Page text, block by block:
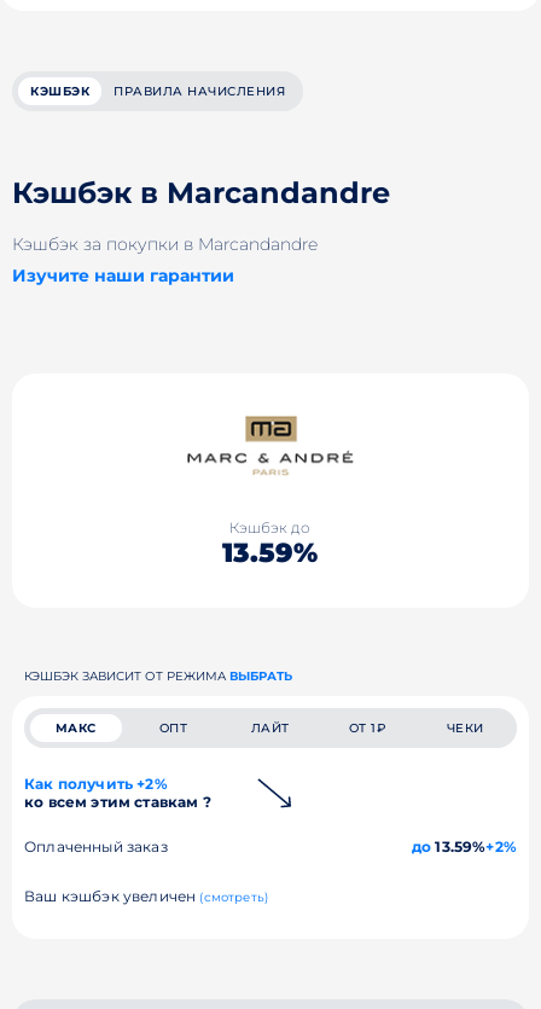
КЭШБЭК ПРАВИЛА НАЧИСЛЕНИЯ
Кэшбэк в Marcandandre
Кэшбэк за покупки в Marcandandre
Изучите наши гарантии
Кэшбэк до
13.59%
КЭШБЭК ЗАВИСИТ ОТ РЕЖИМА ВЫБРАТЬ
МАКС ОПТ ЛАЙТ ОТ 1₽ ЧЕКИ
Как получить +2%
ко всем этим ставкам ?
Оплаченный заказ до 13.59%+2%
Ваш кэшбэк увеличен (смотреть)